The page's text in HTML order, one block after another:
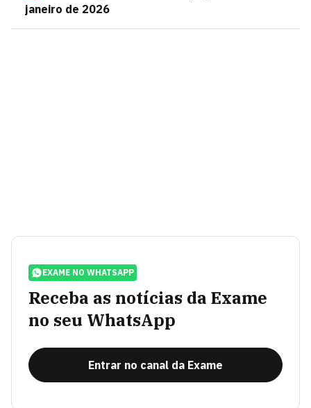
janeiro de 2026
EXAME NO WHATSAPP
Receba as notícias da Exame
no seu WhatsApp
Entrar no canal da Exame